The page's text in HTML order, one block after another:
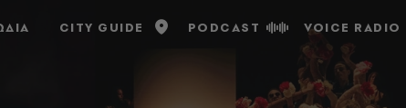
CITY GUIDE PODCAST VOICE RADIO